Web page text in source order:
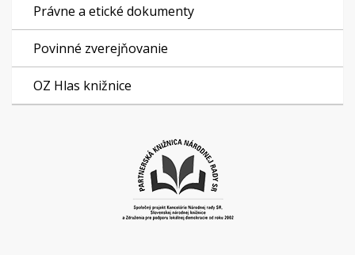
Právne a etické dokumenty
Povinné zverejňovanie
OZ Hlas knižnice